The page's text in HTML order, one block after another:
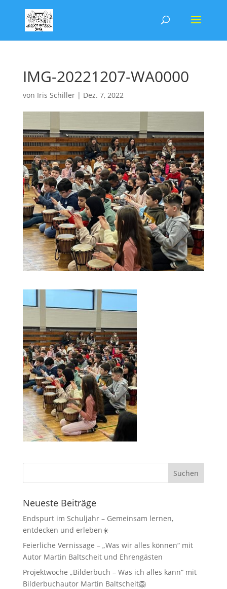
IMG-20221207-WA0000
von Iris Schiller| Dez. 7, 2022
Neueste Beiträge
Endspurt im Schuljahr – Gemeinsam lernen,
entdecken und erleben☀️
Feierliche Vernissage – „Was wir alles können“ mit
Autor Martin Baltscheit und Ehrengästen
Projektwoche „Bilderbuch – Was ich alles kann“ mit
Bilderbuchautor Martin Baltscheit🦁